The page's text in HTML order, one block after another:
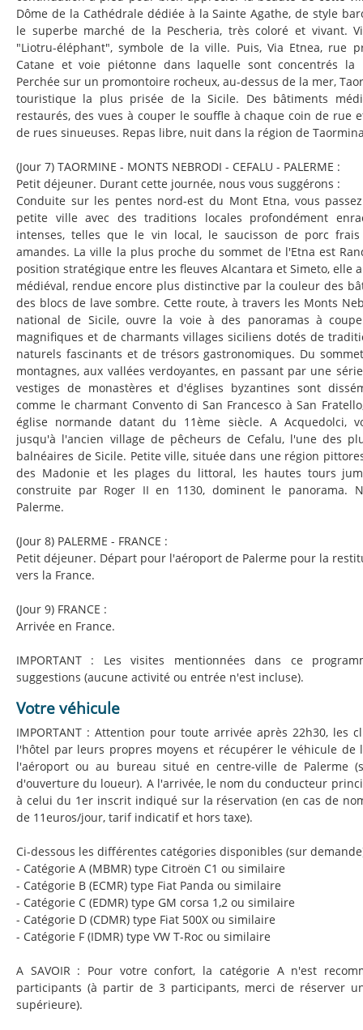
Dôme de la Cathédrale dédiée à la Sainte Agathe, de style
le superbe marché de la Pescheria, très coloré et vivant.
"Liotru-éléphant", symbole de la ville. Puis, Via Etnea, rue
Catane et voie piétonne dans laquelle sont concentrés la
Perchée sur un promontoire rocheux, au-dessus de la mer,
touristique la plus prisée de la Sicile. Des bâtiments
restaurés, des vues à couper le souffle à chaque coin de rue
de rues sinueuses. Repas libre, nuit dans la région de
(Jour 7) TAORMINE - MONTS NEBRODI - CEFALU - PALERME :
Petit déjeuner. Durant cette journée, nous vous suggérons :
Conduite sur les pentes nord-est du Mont Etna, vous
petite ville avec des traditions locales profondément
intenses, telles que le vin local, le saucisson de porc
amandes. La ville la plus proche du sommet de l'Etna est
position stratégique entre les fleuves Alcantara et Simeto, elle
médiéval, rendue encore plus distinctive par la couleur des
des blocs de lave sombre. Cette route, à travers les Monts
national de Sicile, ouvre la voie à des panoramas à
magnifiques et de charmants villages siciliens dotés de
naturels fascinants et de trésors gastronomiques. Du
montagnes, aux vallées verdoyantes, en passant par une
vestiges de monastères et d'églises byzantines sont
comme le charmant Convento di San Francesco à San
église normande datant du 11ème siècle. A Acquedolci,
jusqu'à l'ancien village de pêcheurs de Cefalu, l'une des
balnéaires de Sicile. Petite ville, située dans une région
des Madonie et les plages du littoral, les hautes tours
construite par Roger II en 1130, dominent le panorama.
Palerme.
(Jour 8) PALERME - FRANCE :
Petit déjeuner. Départ pour l'aéroport de Palerme pour la
vers la France.
(Jour 9) FRANCE :
Arrivée en France.
IMPORTANT : Les visites mentionnées dans ce
suggestions (aucune activité ou entrée n'est incluse).
Votre véhicule
IMPORTANT : Attention pour toute arrivée après 22h30, les
l'hôtel par leurs propres moyens et récupérer le véhicule de
l'aéroport ou au bureau situé en centre-ville de Palerme
d'ouverture du loueur). A l'arrivée, le nom du conducteur
à celui du 1er inscrit indiqué sur la réservation (en cas de
de 11euros/jour, tarif indicatif et hors taxe).
Ci-dessous les différentes catégories disponibles (sur
- Catégorie A (MBMR) type Citroën C1 ou similaire
- Catégorie B (ECMR) type Fiat Panda ou similaire
- Catégorie C (EDMR) type GM corsa 1,2 ou similaire
- Catégorie D (CDMR) type Fiat 500X ou similaire
- Catégorie F (IDMR) type VW T-Roc ou similaire
A SAVOIR : Pour votre confort, la catégorie A n'est
participants (à partir de 3 participants, merci de réserver
supérieure).